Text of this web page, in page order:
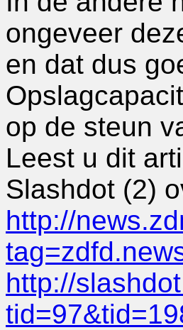
ongeveer
en dat dus
op de steun
Leest u dit
Slashdot (2)
http://
http://